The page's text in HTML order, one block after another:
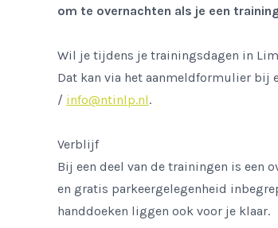
om te overnachten als je een
Wil je tijdens je trainingsdagen in
Dat kan via het aanmeldformulier bij
/ info@ntinlp.nl.
Verblijf
Bij een deel van de trainingen is een
en gratis parkeergelegenheid
handdoeken liggen ook voor je klaar.